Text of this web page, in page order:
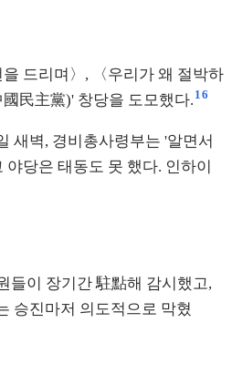
드리며〉, 〈우리가 왜 절박하
民主黨)' 창당을 도모했다. 16
새벽, 경비총사령부는 '알면서
당은 태동도 못 했다. 인하이
들이 장기간 駐點해 감시했고,
승진마저 의도적으로 막혔